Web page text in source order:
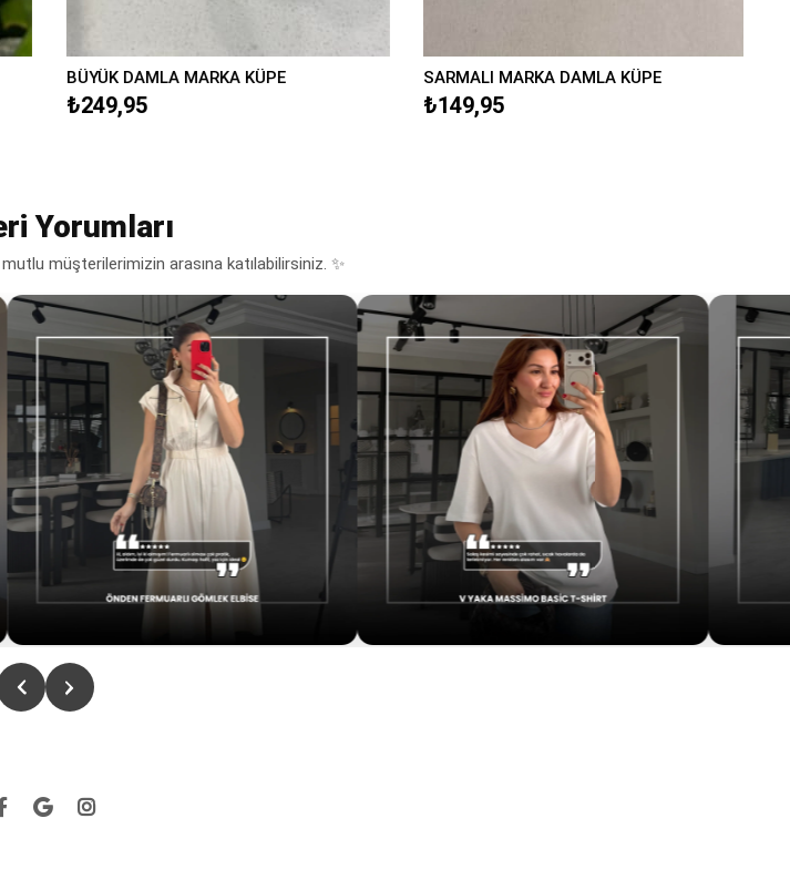
BÜYÜK DAMLA MARKA KÜPE
₺249,95
SARMALI MARKA DAMLA KÜPE
₺149,95
Yorumları
müşterilerimizin arasına katılabilirsiniz. ✨